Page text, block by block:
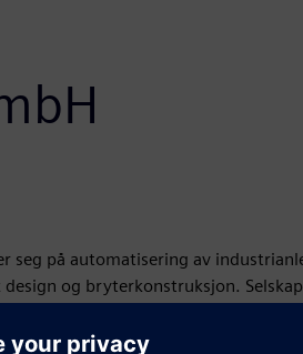
seg på automatisering av
og bryterkonstruksjon.
automatiseringskonsepter
team av spesialister sikrer